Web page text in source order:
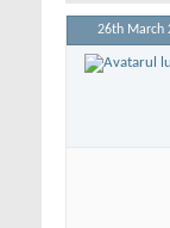
26th March